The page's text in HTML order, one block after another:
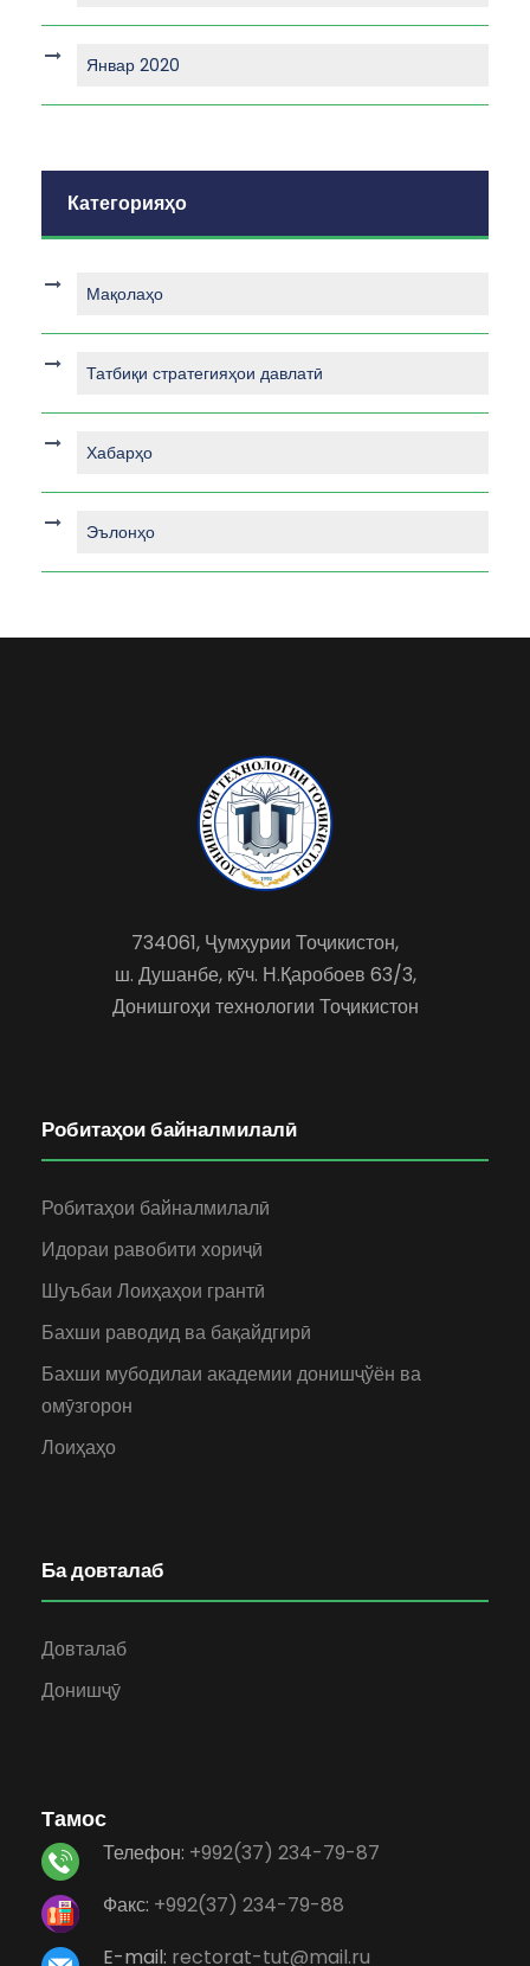
Январ 2020
Категорияҳо
Мақолаҳо
Татбиқи стратегияҳои давлатӣ
Хабарҳо
Эълонҳо
734061, Ҷумҳурии Тоҷикистон,
ш. Душанбе, кӯч. Н.Қаробоев 63/3,
Донишгоҳи технологии Тоҷикистон
Робитаҳои байналмилалӣ
Робитаҳои байналмилалӣ
Идораи равобити хориҷӣ
Шуъбаи Лоиҳаҳои грантӣ
Бахши раводид ва бақайдгирӣ
Бахши мубодилаи академии донишҷўён ва
омӯзгорон
Лоиҳаҳо
Ба довталаб
Довталаб
Донишҷӯ
Тамос
Телефон: +992(37) 234-79-87
Факс: +992(37) 234-79-88
E-mail: rectorat-tut@mail.ru